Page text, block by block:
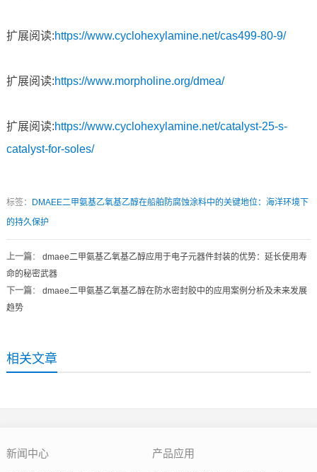
扩展阅读:https://www.cyclohexylamine.net/cas499-80-9/
扩展阅读:https://www.morpholine.org/dmea/
扩展阅读:https://www.cyclohexylamine.net/catalyst-25-s-
catalyst-for-soles/
标签：
DMAEE二甲氨基乙氧基乙醇在船舶防腐蚀涂料中的关键地位：海洋环境下
的持久保护
上一篇： dmaee二甲氨基乙氧基乙醇应用于电子元器件封装的优势：延长使用寿
命的秘密武器
下一篇： dmaee二甲氨基乙氧基乙醇在防水密封胶中的应用案例分析及未来发展
趋势
相关文章
新闻中心 产品应用